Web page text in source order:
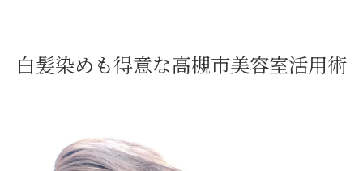
白髪染めも得意な高槻市美容室活用術